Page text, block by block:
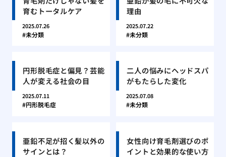
育むトータルケア
2025.07.26
未分類
理由
2025.07.22
未分類
円形脱毛症と偏見？芸能
人が変える社会の目
2025.07.11
円形脱毛症
二人の悩みにヘッドスパ
がもたらした変化
2025.07.08
未分類
亜鉛不足が招く髪以外の
サインとは？
女性向け育毛剤選びのポ
イントと効果的な使い方